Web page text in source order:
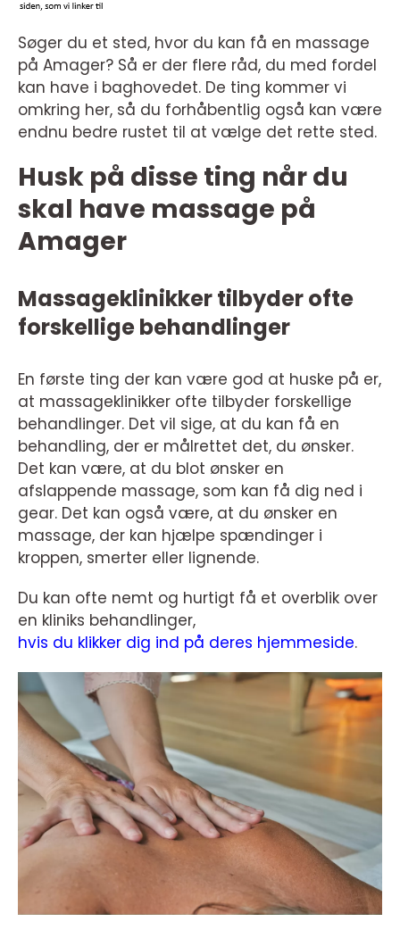
Søger du et sted, hvor du kan få en massage
på Amager? Så er der flere råd, du med fordel
kan have i baghovedet. De ting kommer vi
omkring her, så du forhåbentlig også kan være
endnu bedre rustet til at vælge det rette sted.
Husk på disse ting når du
skal have massage på
Amager
Massageklinikker tilbyder ofte
forskellige behandlinger
En første ting der kan være god at huske på er,
at massageklinikker ofte tilbyder forskellige
behandlinger. Det vil sige, at du kan få en
behandling, der er målrettet det, du ønsker.
Det kan være, at du blot ønsker en
afslappende massage, som kan få dig ned i
gear. Det kan også være, at du ønsker en
massage, der kan hjælpe spændinger i
kroppen, smerter eller lignende.
Du kan ofte nemt og hurtigt få et overblik over
en kliniks behandlinger,
hvis du klikker dig ind på deres hjemmeside.